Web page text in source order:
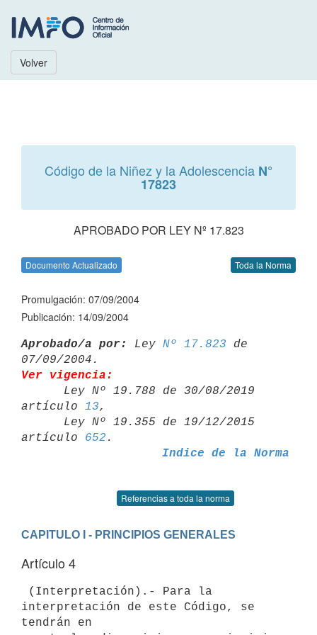
Volver
Código de la Niñez y la Adolescencia N°
17823
APROBADO POR LEY Nº 17.823
Documento Actualizado Toda la Norma
Promulgación: 07/09/2004
Publicación: 14/09/2004
Aprobado/a por: Ley Nº 17.823 de
Ver vigencia:
artículo 13,
artículo 652
Indice de la Norma
Referencias a toda la norma
CAPITULO I - PRINCIPIOS GENERALES
Artículo 4
interpretación de este Código, se
tendrán en